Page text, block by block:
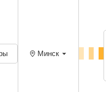
Минск